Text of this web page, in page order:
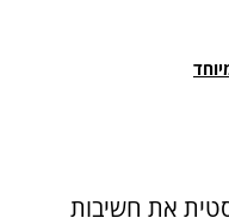
את חשיבות